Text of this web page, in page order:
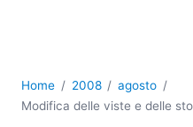
Home 2008
agosto
Modifica delle viste e delle